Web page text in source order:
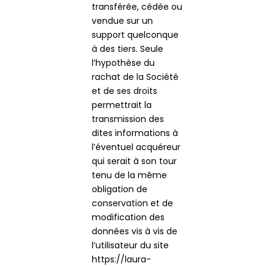
transférée, cédée ou
vendue sur un
support quelconque
à des tiers. Seule
l’hypothèse du
rachat de la Société
et de ses droits
permettrait la
transmission des
dites informations à
l’éventuel acquéreur
qui serait à son tour
tenu de la même
obligation de
conservation et de
modification des
données vis à vis de
l’utilisateur du site
https://laura-